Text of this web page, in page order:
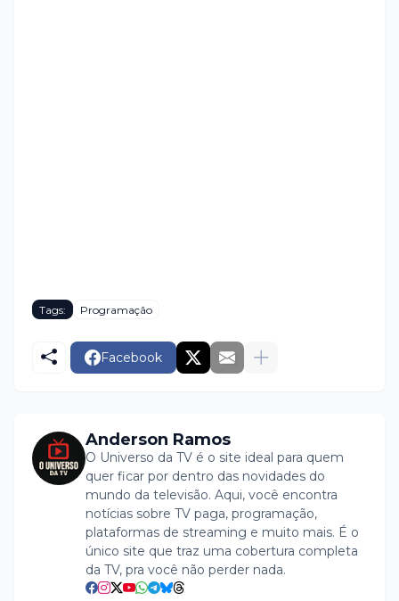
Tags: Programação
Facebook
Anderson Ramos
O Universo da TV é o site ideal para quem
quer ficar por dentro das novidades do
mundo da televisão. Aqui, você encontra
notícias sobre TV paga, programação,
plataformas de streaming e muito mais. É o
único site que traz uma cobertura completa
da TV, pra você não perder nada.